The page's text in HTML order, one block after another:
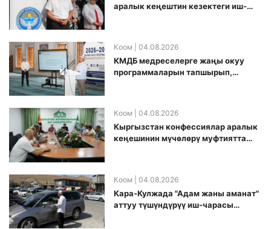
аралык кеңештин кезектеги иш-
Коом | 04.08.2026
КМДБ медреселерге жаңы окуу
программаларын тапшырып,
Коом | 04.08.2026
Кыргызстан конфессиялар аралык
кеӊешинин мүчөлөрү муфтиятта
Коом | 04.08.2026
Кара-Кулжада "Адам жаны аманат"
аттуу түшүндүрүү иш-чарасы